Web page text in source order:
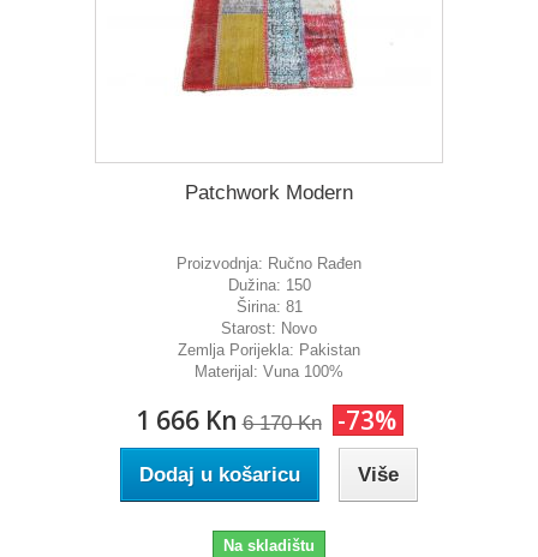
Patchwork Modern
Proizvodnja: Ručno Rađen
Dužina: 150
Širina: 81
Starost: Novo
Zemlja Porijekla: Pakistan
Materijal: Vuna 100%
1 666 Kn 6 170 Kn -73%
Dodaj u košaricu Više
Na skladištu